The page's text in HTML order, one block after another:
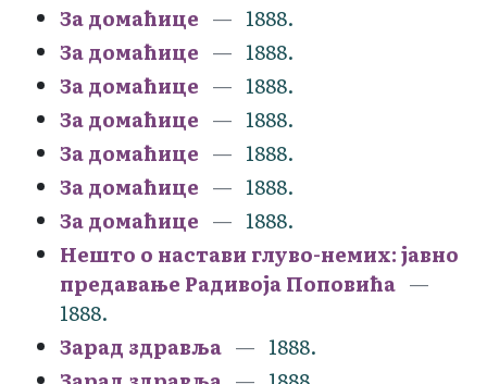
За домаћице
1888.
За домаћице
1888.
За домаћице
1888.
За домаћице
1888.
За домаћице
1888.
За домаћице
1888.
За домаћице
1888.
Нешто о настави глуво-немих: јавно
предавање Радивоја Поповића
1888.
Зарад здравља
1888.